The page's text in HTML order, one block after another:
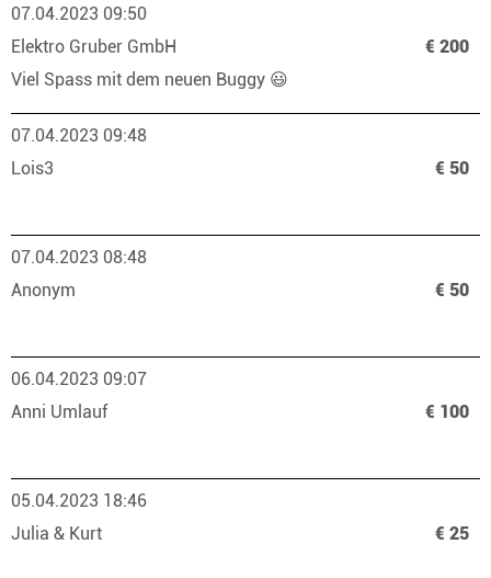
07.04.2023 09:50
Elektro Gruber GmbH
€ 200
Viel Spass mit dem neuen Buggy 😃
07.04.2023 09:48
Lois3
€ 50
07.04.2023 08:48
Anonym
€ 50
06.04.2023 09:07
Anni Umlauf
€ 100
05.04.2023 18:46
Julia & Kurt
€ 25